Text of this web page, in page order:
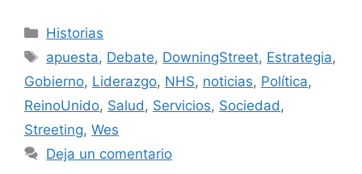
Categorías
Historias
Etiquetas
apuesta, Debate, DowningStreet, Estrategia,
Gobierno, Liderazgo, NHS, noticias, Política,
ReinoUnido, Salud , Servicios, Sociedad ,
Streeting, Wes
Deja un comentario